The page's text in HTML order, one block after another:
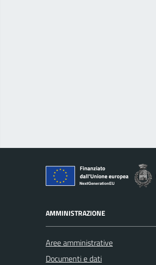
AMMINISTRAZIONE
Aree amministrative
Documenti e dati